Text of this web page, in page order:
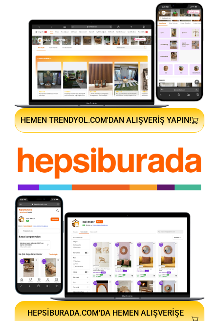
HEMEN TRENDYOL.COM'DAN ALIŞVERIŞ YAPIN!
HEPSIBURADA.COM'DA HEMEN ALIŞVERIŞE